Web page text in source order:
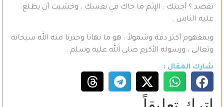
تقصد ؟ أجبتك : الإثم ما حاك في نفسك ، وخشيت أن يطلع
عليه الناس .
وبمفهوم أكثر دقة وشمولاً : هو ما نهانا وحذرنا منه الله سبحانه
وتعالى ، ورسوله الأكرم صلى الله عليه وسلم .
شارك المقال :